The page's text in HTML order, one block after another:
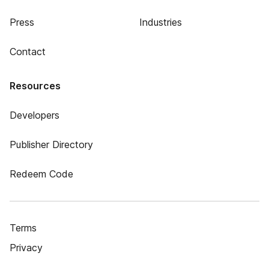
Press
Contact
Industries
Resources
Developers
Publisher Directory
Redeem Code
Terms
Privacy